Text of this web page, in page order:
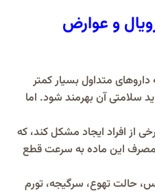
و عوارض
متداول بسیار کمتر
سلامتی آن بهرمند شود. اما
از افراد ایجاد مشکل کند، که
مصرف این ماده به سرعت قطع
حالت تهوع، سرگیجه، تورم